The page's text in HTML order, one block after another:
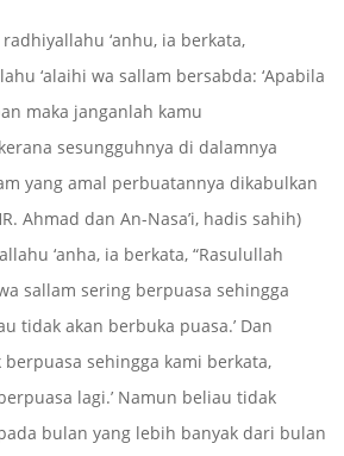
‘anhu, ia berkata,
‘alaihi wa sallam bersabda: ‘Apabila
maka janganlah kamu
sesungguhnya di dalamnya
yang amal perbuatannya dikabulkan
Ahmad dan An-Nasa’i, hadis sahih)
‘anha, ia berkata, “Rasulullah
sallam sering berpuasa sehingga
tidak akan berbuka puasa.’ Dan
sehingga kami berkata,
lagi.’ Namun beliau tidak
bulan yang lebih banyak dari bulan